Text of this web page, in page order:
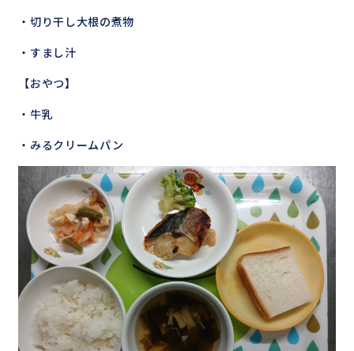
・切り干し大根の煮物
・すまし汁
【おやつ】
・牛乳
・みるクリームパン